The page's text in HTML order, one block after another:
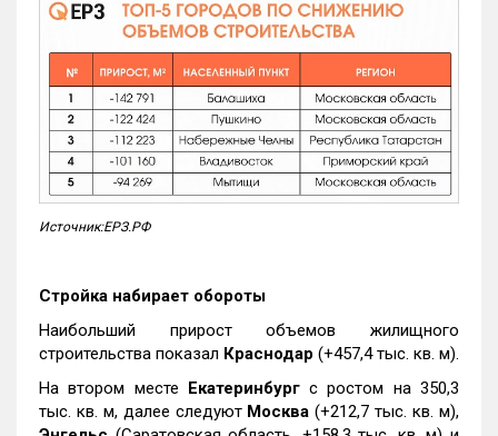
Источник:ЕРЗ.РФ
Стройка набирает обороты
Наибольший прирост объемов жилищного
строительства показал Краснодар (+457,4 тыс. кв. м).
На втором месте Екатеринбургс ростом на 350,3
тыс. кв. м, далее следуют Москва (+212,7 тыс. кв. м),